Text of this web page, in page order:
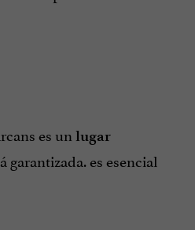
es un lugar
garantizada.es esencial